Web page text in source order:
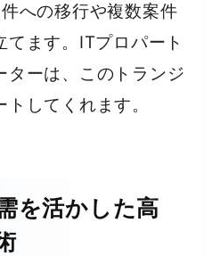
への移行や複数案件
ます。ITプロパート
ターは、このトランジ
してくれます。
を活かした高